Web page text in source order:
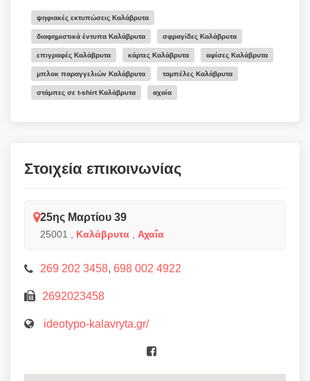
ψηφιακές εκτυπώσεις Καλάβρυτα
διαφημιστικά έντυπα Καλάβρυτα σφραγίδες Καλάβρυτα
επιγραφές Καλάβρυτα κάρτες Καλάβρυτα αφίσες Καλάβρυτα
μπλοκ παραγγελιών Καλάβρυτα ταμπέλες Καλάβρυτα
στάμπες σε t-shirt Καλάβρυτα αχαία
Στοιχεία επικοινωνίας
25ης Μαρτίου 39
25001 Καλάβρυτα Αχαΐα
269 202 3458, 698 002 4922
2692023458
ideotypo-kalavryta.gr/